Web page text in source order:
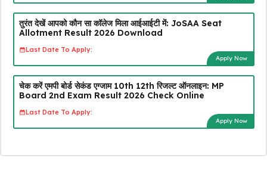
तुरंत देखें आपको कौन सा कॉलेज मिला आईआईटी में: JoSAA Seat
Allotment Result 2026 Download
Last Date To Apply:
Apply Now
चेक करें एमपी बोर्ड सेकंड एग्जाम 10th 12th रिजल्ट ऑनलाइन: MP
Board 2nd Exam Result 2026 Check Online
Last Date To Apply:
Apply Now